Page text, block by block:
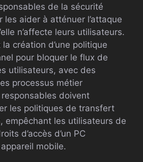
de la sécurité
les aider à atténuer l’attaque
n’affecte leurs utilisateurs.
création d’une politique
pour bloquer le flux de
utilisateurs, avec des
processus métier
doivent
les politiques de transfert
empêchant les utilisateurs de
d’accès d’un PC
mobile.